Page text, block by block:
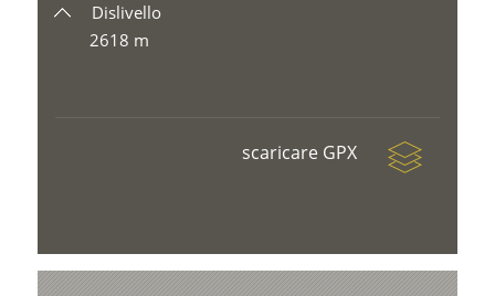
Dislivello
2618 m
scaricare GPX